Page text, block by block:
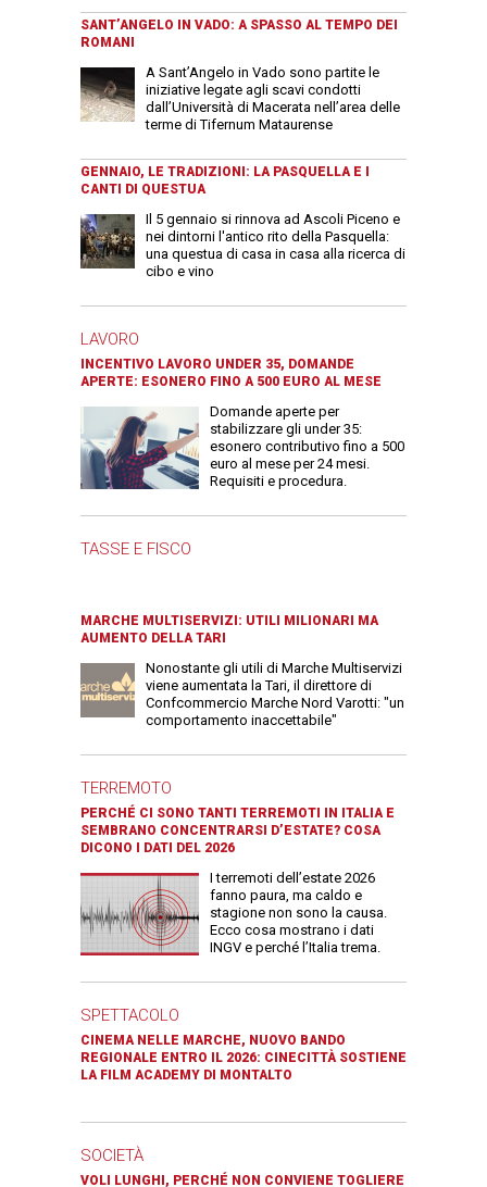
SANT’ANGELO IN VADO: A SPASSO AL TEMPO DEI
ROMANI
A Sant’Angelo in Vado sono partite le
iniziative legate agli scavi condotti
dall’Università di Macerata nell’area delle
terme di Tifernum Mataurense
GENNAIO, LE TRADIZIONI: LA PASQUELLA E I
CANTI DI QUESTUA
Il 5 gennaio si rinnova ad Ascoli Piceno e
nei dintorni l'antico rito della Pasquella:
una questua di casa in casa alla ricerca di
cibo e vino
LAVORO
INCENTIVO LAVORO UNDER 35, DOMANDE
APERTE: ESONERO FINO A 500 EURO AL MESE
Domande aperte per
stabilizzare gli under 35:
esonero contributivo fino a 500
euro al mese per 24 mesi.
Requisiti e procedura.
TASSE E FISCO
MARCHE MULTISERVIZI: UTILI MILIONARI MA
AUMENTO DELLA TARI
Nonostante gli utili di Marche Multiservizi
viene aumentata la Tari, il direttore di
Confcommercio Marche Nord Varotti: "un
comportamento inaccettabile"
TERREMOTO
PERCHÉ CI SONO TANTI TERREMOTI IN ITALIA E
SEMBRANO CONCENTRARSI D’ESTATE? COSA
DICONO I DATI DEL 2026
I terremoti dell’estate 2026
fanno paura, ma caldo e
stagione non sono la causa.
Ecco cosa mostrano i dati
INGV e perché l’Italia trema.
SPETTACOLO
CINEMA NELLE MARCHE, NUOVO BANDO
REGIONALE ENTRO IL 2026: CINECITTÀ SOSTIENE
LA FILM ACADEMY DI MONTALTO
SOCIETÀ
VOLI LUNGHI, PERCHÉ NON CONVIENE TOGLIERE